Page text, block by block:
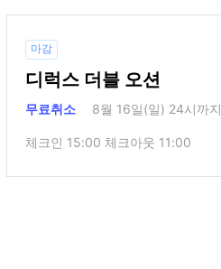
마감
디럭스 더블 오션
무료취소 8월 16일(일) 24시까지
체크인 15:00 체크아웃 11:00